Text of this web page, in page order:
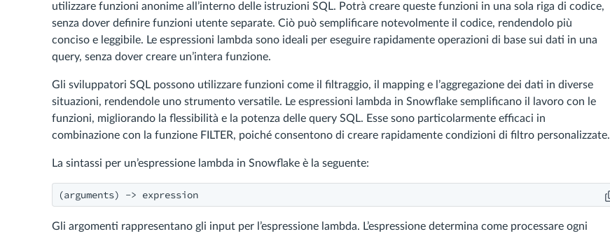
utilizzare funzioni anonime all’interno delle istruzioni SQL. Potrà creare queste funzioni in una sola riga di codice,
senza dover definire funzioni utente separate. Ciò può semplificare notevolmente il codice, rendendolo più
conciso e leggibile. Le espressioni lambda sono ideali per eseguire rapidamente operazioni di base sui dati in una
query, senza dover creare un’intera funzione.
Gli sviluppatori SQL possono utilizzare funzioni come il filtraggio, il mapping e l’aggregazione dei dati in diverse
situazioni, rendendole uno strumento versatile. Le espressioni lambda in Snowflake semplificano il lavoro con le
funzioni, migliorando la flessibilità e la potenza delle query SQL. Esse sono particolarmente efficaci in
combinazione con la funzione FILTER, poiché consentono di creare rapidamente condizioni di filtro personalizzate.
La sintassi per un’espressione lambda in Snowflake è la seguente:
(arguments) -> expression
Gli argomenti rappresentano gli input per l’espressione lambda. L’espressione determina come processare ogni